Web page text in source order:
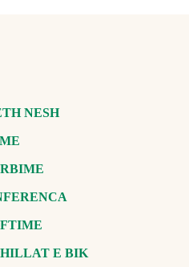
NESH
E BIK